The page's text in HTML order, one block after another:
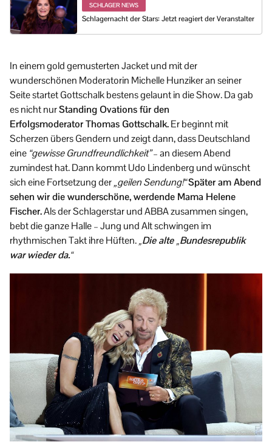
SCHLAGER NEWS
Schlagernacht der Stars: Jetzt reagiert der Veranstalter
In einem gold gemusterten Jacket und mit der
wunderschönen Moderatorin Michelle Hunziker an seiner
Seite startet Gottschalk bestens gelaunt in die Show. Da gab
es nicht nurStanding Ovations für den
Erfolgsmoderator Thomas Gottschalk.Er beginnt mit
Scherzen übers Gendern und zeigt dann, dass Deutschland
eine “gewisse Grundfreundlichkeit”– an diesem Abend
zumindest hat. Dann kommt Udo Lindenberg und wünscht
sich eine Fortsetzung der„geilen Sendung!“Später am Abend
sehen wir die wunderschöne, werdende Mama Helene
Fischer.Als der Schlagerstar und ABBA zusammen singen,
bebt die ganze Halle – Jung und Alt schwingen im
rhythmischen Takt ihre Hüften.„Die alte „Bundesrepublik
war wieder da.“